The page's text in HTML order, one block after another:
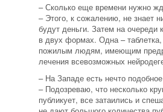
– Сколько еще времени нужно
– Этого, к сожалению, не знает
будут деньги. Затем на
в двух формах. Одна –
пожилым людям, имеющим
лечения всевозможных
– На Западе есть нечто
– Подозреваю, что несколько
публикует, все затаились и